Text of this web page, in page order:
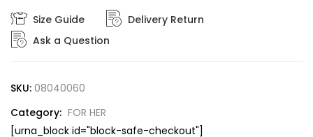
Size Guide
Delivery Return
Ask a Question
SKU: 08040060
Category: FOR HER
[urna_block id="block-safe-checkout"]